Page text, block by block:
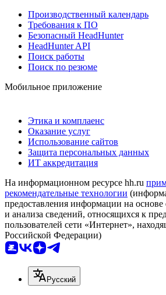
Производственный календарь
Требования к ПО
Безопасный HeadHunter
HeadHunter API
Поиск работы
Поиск по резюме
Мобильное приложение
Этика и комплаенс
Оказание услуг
Использование сайтов
Защита персональных данных
ИТ аккредитация
На информационном ресурсе hh.ru
рекомендательные технологии
предоставления информации на основе
и анализа сведений, относящихся к
пользователей сети «Интернет»,
Российской Федерации)
Русский